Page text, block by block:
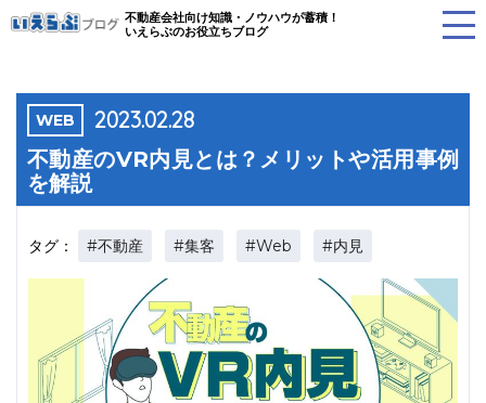
不動産会社向け知識・ノウハウが蓄積！
いえらぶのお役立ちブログ
WEB 2023.02.28
不動産のVR内見とは？メリットや活用事例
を解説
タグ： #不動産 #集客 #Web #内見